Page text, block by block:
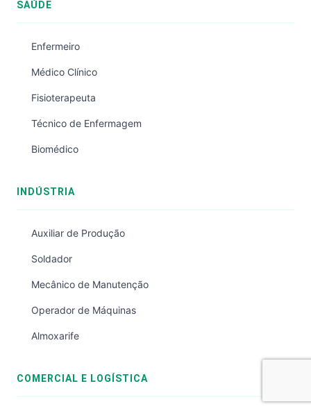
SAÚDE
Enfermeiro
Médico Clínico
Fisioterapeuta
Técnico de Enfermagem
Biomédico
INDÚSTRIA
Auxiliar de Produção
Soldador
Mecânico de Manutenção
Operador de Máquinas
Almoxarife
COMERCIAL E LOGÍSTICA